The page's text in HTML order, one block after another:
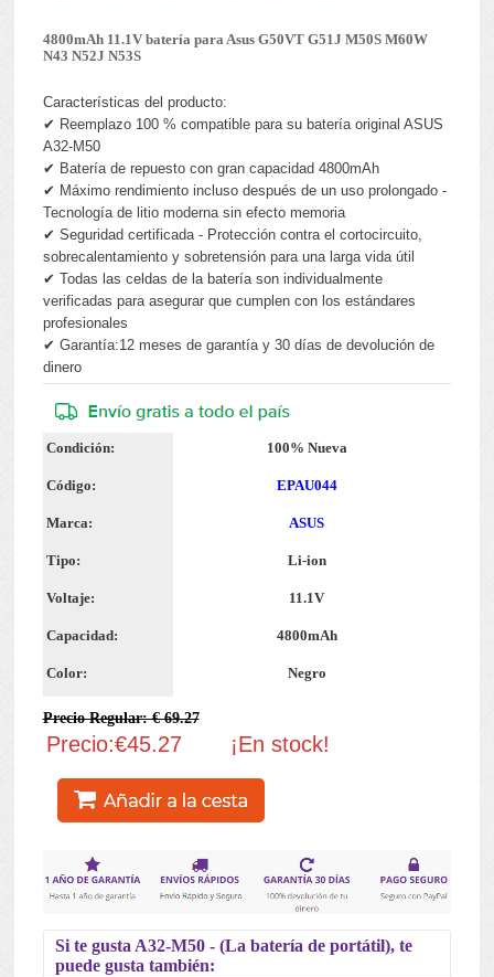
4800mAh 11.1V batería para Asus G50VT G51J M50S M60W
N43 N52J N53S
Características del producto:
✔ Reemplazo 100 % compatible para su batería original ASUS
A32-M50
✔ Batería de repuesto con gran capacidad 4800mAh
✔ Máximo rendimiento incluso después de un uso prolongado -
Tecnología de litio moderna sin efecto memoria
✔ Seguridad certificada - Protección contra el cortocircuito,
sobrecalentamiento y sobretensión para una larga vida útil
✔ Todas las celdas de la batería son individualmente
verificadas para asegurar que cumplen con los estándares
profesionales
✔ Garantía:12 meses de garantía y 30 días de devolución de
dinero
Condición: 100% Nueva
Código: EPAU044
Marca: ASUS
Tipo: Li-ion
Voltaje: 11.1V
Capacidad: 4800mAh
Color: Negro
Precio Regular: € 69.27
Precio:€45.27 ¡En stock!
Si te gusta A32-M50 - (La batería de portátil), te
puede gusta también: